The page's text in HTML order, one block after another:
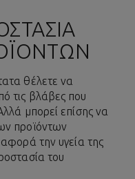
θέλετε να
τις βλάβες που
μπορεί επίσης να
προϊόντων
αφορά την υγεία της
του